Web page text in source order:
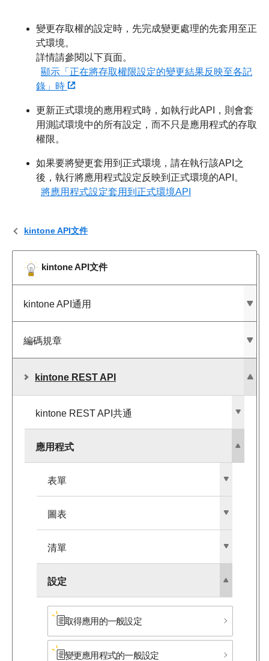
kintone API文件
kintone API文件
kintone API通用
編碼規章
kintone REST API
kintone REST API共通
應用程式
表單
圖表
清單
設定
取得應用的一般設定
變更應用程式的一般設定
變更存取權的設定時，先完成變更處理的先套用至正
式環境。
詳情請參閱以下頁面。
顯示「正在將存取權限設定的變更結果反映至各記
錄」時
更新正式環境的應用程式時，如執行此API，則會套
用測試環境中的所有設定，而不只是應用程式的存取
權限。
如果要將變更套用到正式環境，請在執行該API之
後，執行將應用程式設定反映到正式環境的API。
將應用程式設定套用到正式環境API